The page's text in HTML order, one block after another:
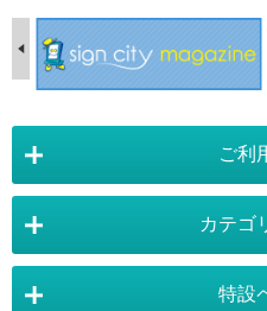
ご利
店舗詳細情報 カテゴ
特設